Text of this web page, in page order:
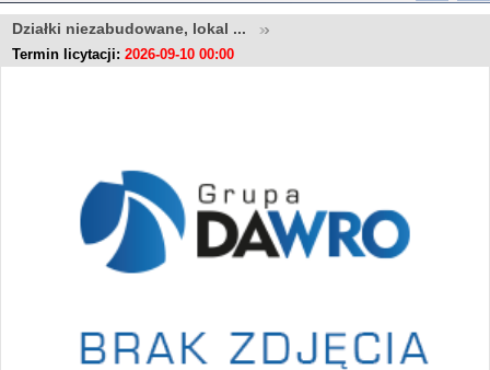
Działki niezabudowane, lokal ...
Termin licytacji: 2026-09-10 00:00